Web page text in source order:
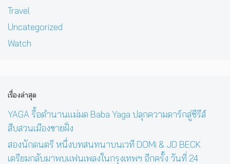
Travel
Uncategorized
Watch
เรื่องล่าสุด
YAGA รื้อตำนานแม่มด Baba Yaga ปลุกความดาร์กสู่ซีรีส์
สืบสวนเมืองชายฝั่ง
สองนักดนตรี หนึ่งบทสนทนาบนเวที DOMi & JD BECK
เตรียมกลับมาพบแฟนเพลงในกรุงเทพฯ อีกครั้ง วันที่ 24